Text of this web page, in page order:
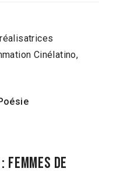
Cinélatino,
FEMMES DE